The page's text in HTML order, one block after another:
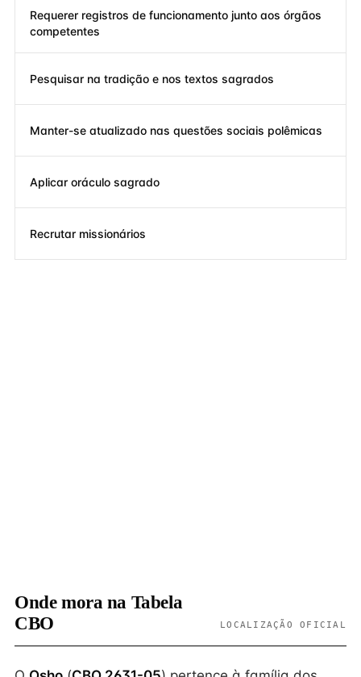
Requerer registros de funcionamento junto aos órgãos
competentes
Pesquisar na tradição e nos textos sagrados
Manter-se atualizado nas questões sociais polêmicas
Aplicar oráculo sagrado
Recrutar missionários
Onde mora na Tabela
CBO
LOCALIZAÇÃO OFICIAL